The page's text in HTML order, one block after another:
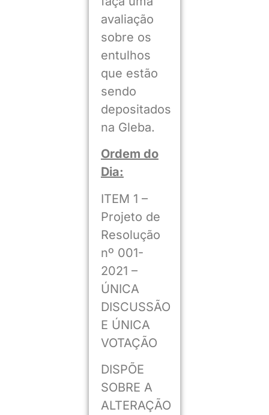
avaliação
sobre os
entulhos
que estão
sendo
depositados
na Gleba.
Ordem do
Dia:
ITEM 1 –
Projeto de
Resolução
nº 001-
2021 –
ÚNICA
DISCUSSÃO
E ÚNICA
VOTAÇÃO
DISPÕE
SOBRE A
ALTERAÇÃO